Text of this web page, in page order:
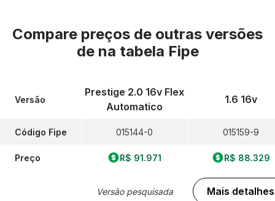
Compare preços de outras versões
de na tabela Fipe
Versão
Código Fipe
Preço
Prestige 2.0 16v Flex
Automatico
015144-0
R$ 91.971
Versão pesquisada
1.6 16v
015159-9
R$ 88.329
Mais detalhes